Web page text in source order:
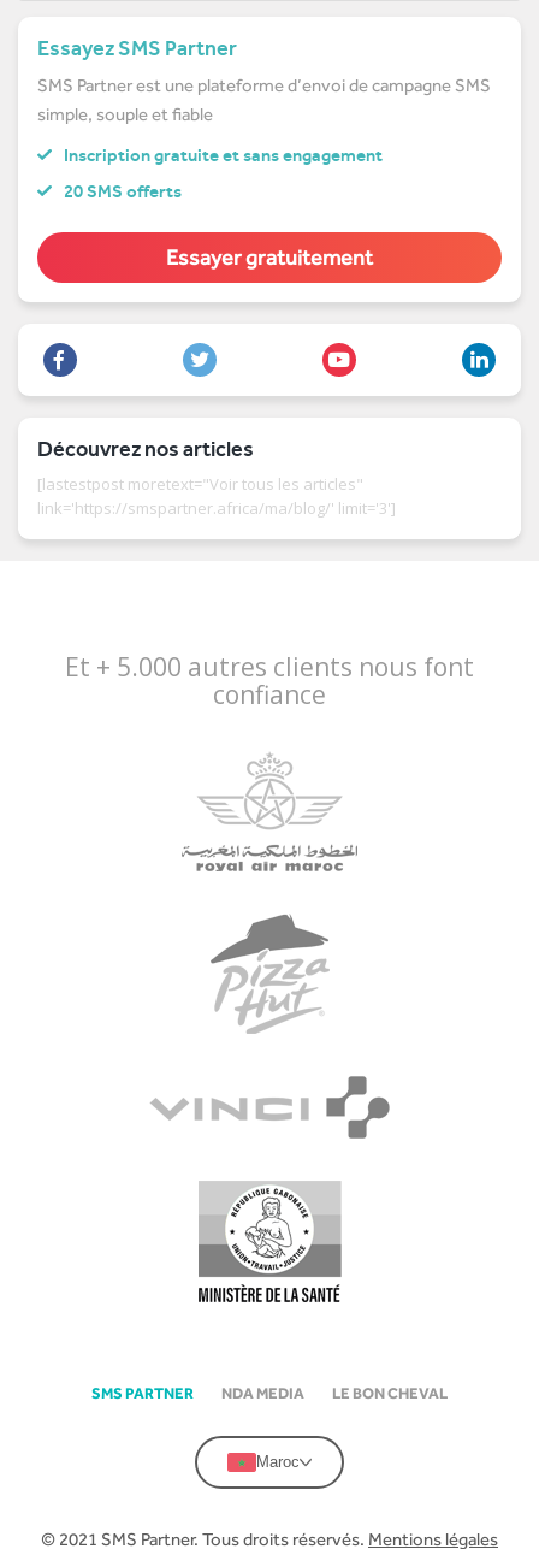
Essayez SMS Partner
SMS Partner est une plateforme d’envoi de campagne SMS
simple, souple et fiable
Inscription gratuite et sans engagement
20 SMS offerts
Essayer gratuitement
Découvrez nos articles
[lastestpost moretext="Voir tous les articles"
link='https://smspartner.africa/ma/blog/' limit='3']
Et + 5.000 autres clients nous font
confiance
SMS PARTNER NDA MEDIA LE BON CHEVAL
Maroc
© 2021 SMS Partner. Tous droits réservés. Mentions légales